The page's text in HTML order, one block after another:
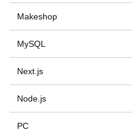
Makeshop
MySQL
Next.js
Node.js
PC